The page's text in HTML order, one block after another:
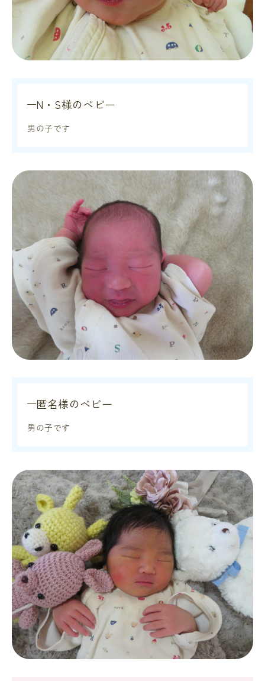
N・S様のベビー
男の子です
匿名様のベビー
男の子です